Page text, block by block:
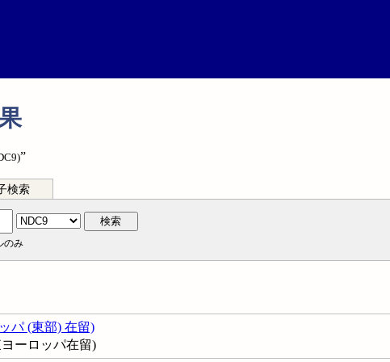
”
検索
検索
のみ
パ (東部) 在留)
ーロッパ在留)